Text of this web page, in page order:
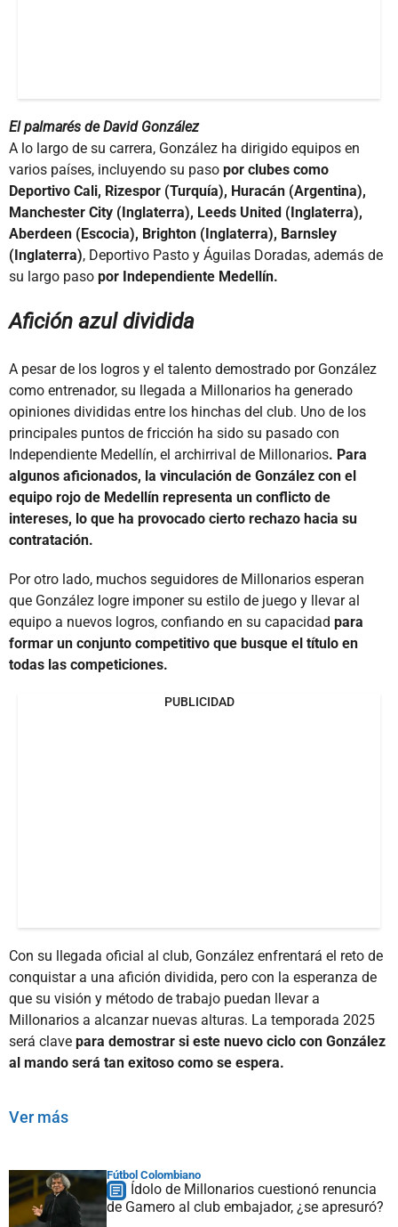
El palmarés de David González
A lo largo de su carrera, González ha dirigido equipos en
varios países, incluyendo su paso por clubes como
Deportivo Cali, Rizespor (Turquía), Huracán (Argentina),
Manchester City (Inglaterra), Leeds United (Inglaterra),
Aberdeen (Escocia), Brighton (Inglaterra), Barnsley
(Inglaterra), Deportivo Pasto y Águilas Doradas, además de
su largo paso por Independiente Medellín.
Afición azul dividida
A pesar de los logros y el talento demostrado por González
como entrenador, su llegada a Millonarios ha generado
opiniones divididas entre los hinchas del club. Uno de los
principales puntos de fricción ha sido su pasado con
Independiente Medellín, el archirrival de Millonarios. Para
algunos aficionados, la vinculación de González con el
equipo rojo de Medellín representa un conflicto de
intereses, lo que ha provocado cierto rechazo hacia su
contratación.
Por otro lado, muchos seguidores de Millonarios esperan
que González logre imponer su estilo de juego y llevar al
equipo a nuevos logros, confiando en su capacidad para
formar un conjunto competitivo que busque el título en
todas las competiciones.
PUBLICIDAD
Con su llegada oficial al club, González enfrentará el reto de
conquistar a una afición dividida, pero con la esperanza de
que su visión y método de trabajo puedan llevar a
Millonarios a alcanzar nuevas alturas. La temporada 2025
será clave para demostrar si este nuevo ciclo con González
al mando será tan exitoso como se espera.
Ver más
Fútbol Colombiano
Ídolo de Millonarios cuestionó renuncia
de Gamero al club embajador, ¿se apresuró?